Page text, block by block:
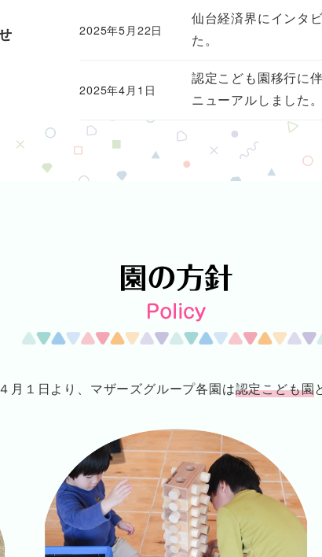
仙台経済界にインタ
た。
2025年5月22日
認定こども園移行に
ニューアルしました。
2025年4月1日
月１日より、マザーズグループ各園は認定こども園